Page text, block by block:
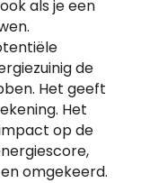
als je een
de
Het geeft
Het
op de
omgekeerd.